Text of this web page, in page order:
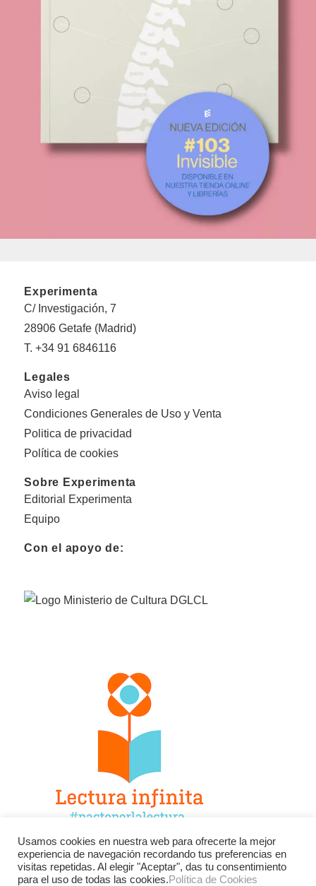
Experimenta
C/ Investigación, 7
28906 Getafe (Madrid)
T. +34 91 6846116
Legales
Aviso legal
Condiciones Generales de Uso y Venta
Politica de privacidad
Política de cookies
Sobre Experimenta
Editorial Experimenta
Equipo
Con el apoyo de:
Facebook Twitter
Instagram
YouTube
LinkedIn Contacto
Usamos cookies en nuestra web para ofrecerte la mejor
experiencia de navegación recordando tus preferencias en
visitas repetidas. Al elegir "Aceptar", das tu consentimiento
para el uso de todas las cookies.Política de Cookies